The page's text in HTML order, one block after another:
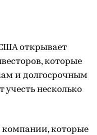
открывает
которые
и долгосрочным
несколько
компании, которые